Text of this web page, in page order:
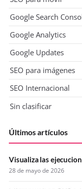
Google Search
Google Analytics
Google Updates
SEO para imágenes
SEO Internacional
Sin clasificar
Últimos artículos
Visualiza las
28 de mayo de 2026